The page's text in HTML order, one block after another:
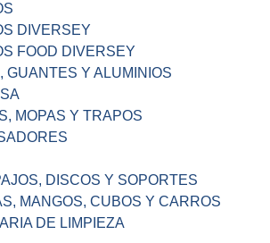
DIVERSEY
FOOD DIVERSEY
GUANTES Y ALUMINIOS
MOPAS Y TRAPOS
DISCOS Y SOPORTES
MANGOS, CUBOS Y CARROS
DE LIMPIEZA